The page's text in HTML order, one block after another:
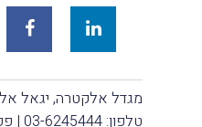
מגדל אלקטרה, יגאל אלון 98, תל-אביב
טלפון: 03-6245444 | פקס: